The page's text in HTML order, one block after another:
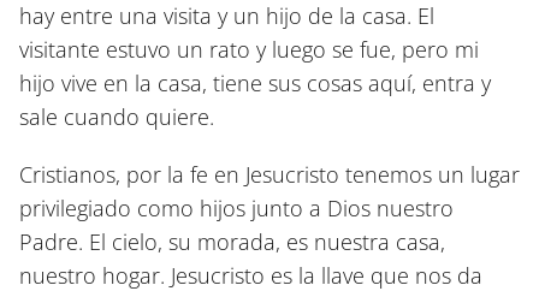
hay entre una visita y un hijo de la casa. El
visitante estuvo un rato y luego se fue, pero mi
hijo vive en la casa, tiene sus cosas aquí, entra y
sale cuando quiere.
Cristianos, por la fe en Jesucristo tenemos un lugar
privilegiado como hijos junto a Dios nuestro
Padre. El cielo, su morada, es nuestra casa,
nuestro hogar. Jesucristo es la llave que nos da